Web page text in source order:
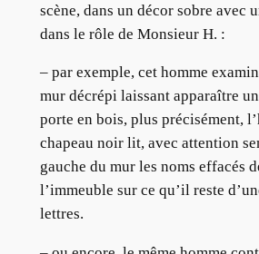
scène, dans un décor sobre avec
dans le rôle de Monsieur H. :
– par exemple, cet homme
mur décrépi laissant apparaître
porte en bois, plus précisément,
chapeau noir lit, avec attention
gauche du mur les noms effacés
l’immeuble sur ce qu’il reste
lettres.